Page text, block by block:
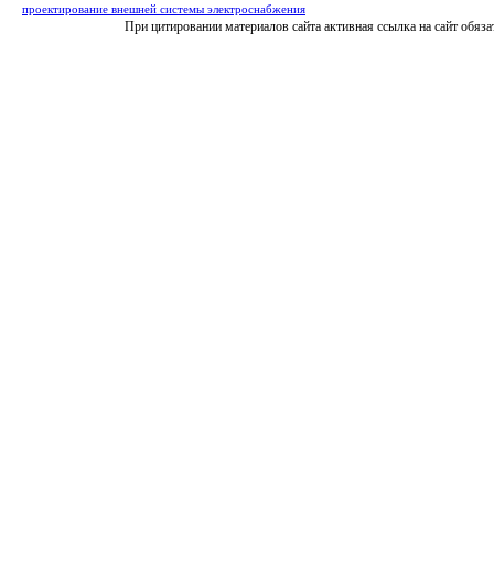
проектирование внешней системы электроснабжения
При цитировании материалов сайта активная ссылка на сайт